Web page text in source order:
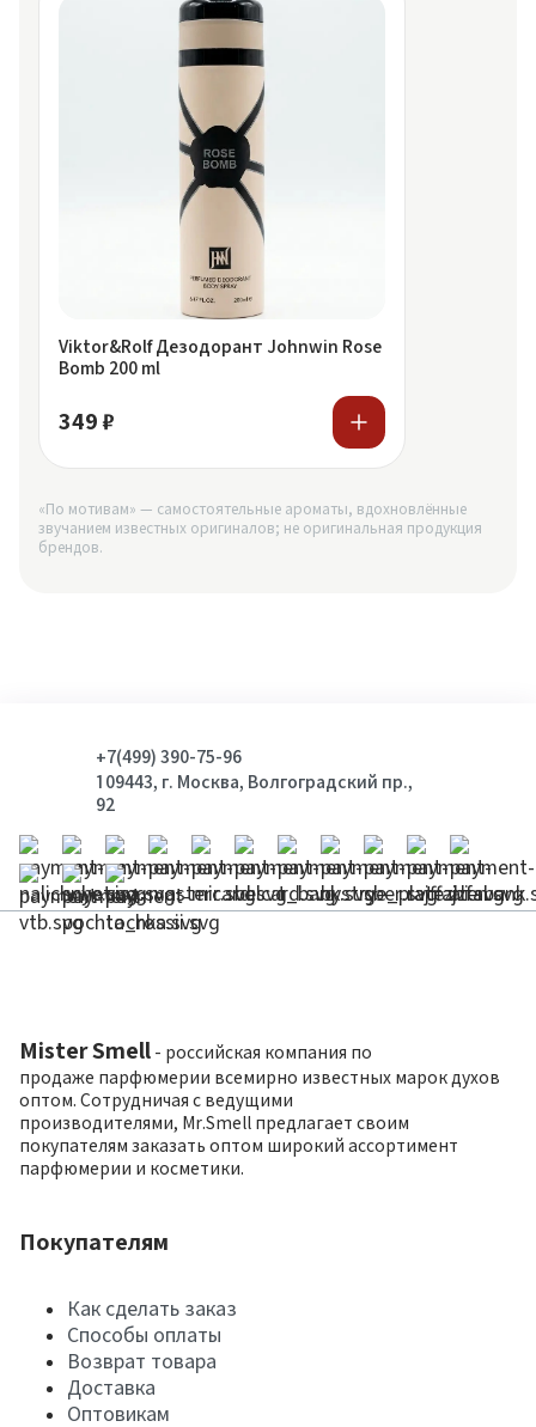
Viktor&Rolf Дезодорант Johnwin Rose
Bomb 200 ml
349 ₽
«По мотивам» — самостоятельные ароматы, вдохновлённые
звучанием известных оригиналов; не оригинальная продукция
брендов.
+7(499) 390-75-96
109443, г. Москва, Волгоградский пр.,
92
Mister Smell - российская компания по
продаже парфюмерии всемирно известных марок духов
оптом. Сотрудничая с ведущими
производителями, Mr.Smell предлагает своим
покупателям заказать оптом широкий ассортимент
парфюмерии и косметики.
Покупателям
Как сделать заказ
Способы оплаты
Возврат товара
Доставка
Оптовикам